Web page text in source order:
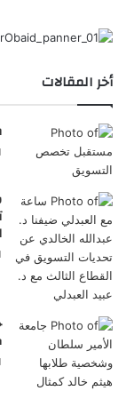
أخر المقالات